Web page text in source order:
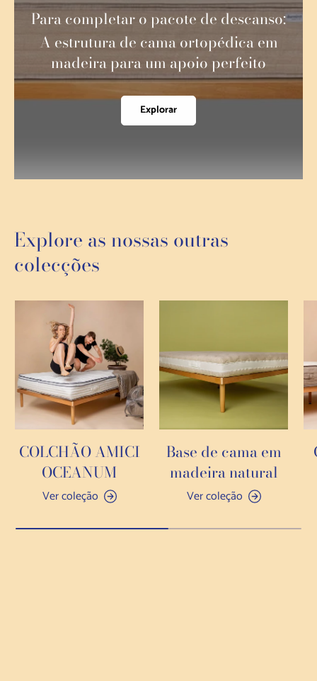
Para completar o pacote de descanso:
A estrutura de cama ortopédica em
madeira para um apoio perfeito
Explorar
Explore as nossas outras
colecções
COLCHÃO AMICI
OCEANUM
Ver coleção
Base de cama em
madeira natural
Ver coleção